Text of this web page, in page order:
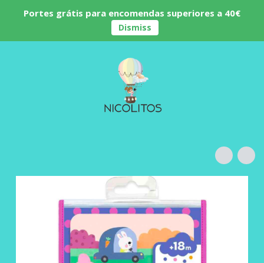
Portes grátis para encomendas superiores a 40€
Dismiss